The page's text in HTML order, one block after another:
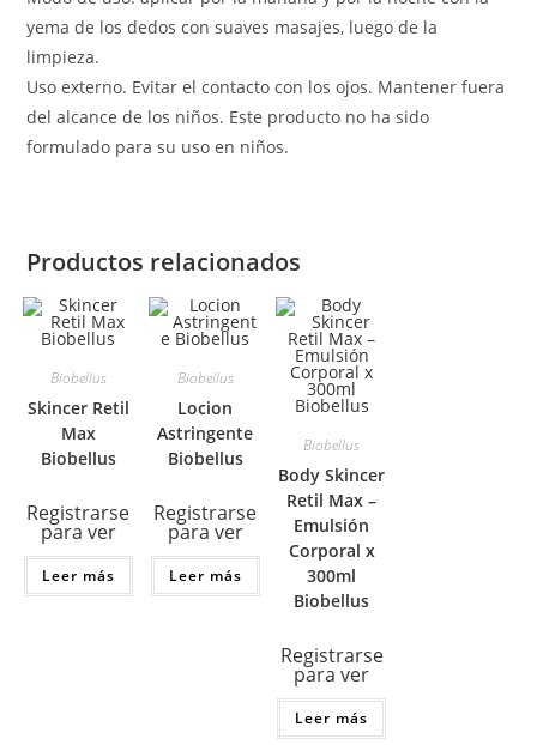
yema de los dedos con suaves masajes, luego de la
limpieza.
Uso externo. Evitar el contacto con los ojos. Mantener fuera
del alcance de los niños. Este producto no ha sido
formulado para su uso en niños.
Productos relacionados
Biobellus
Skincer Retil
Max
Biobellus
Registrarse
para ver
Leer más
Biobellus
Locion
Astringente
Biobellus
Registrarse
para ver
Leer más
Biobellus
Body Skincer
Retil Max –
Emulsión
Corporal x
300ml
Biobellus
Registrarse
para ver
Leer más